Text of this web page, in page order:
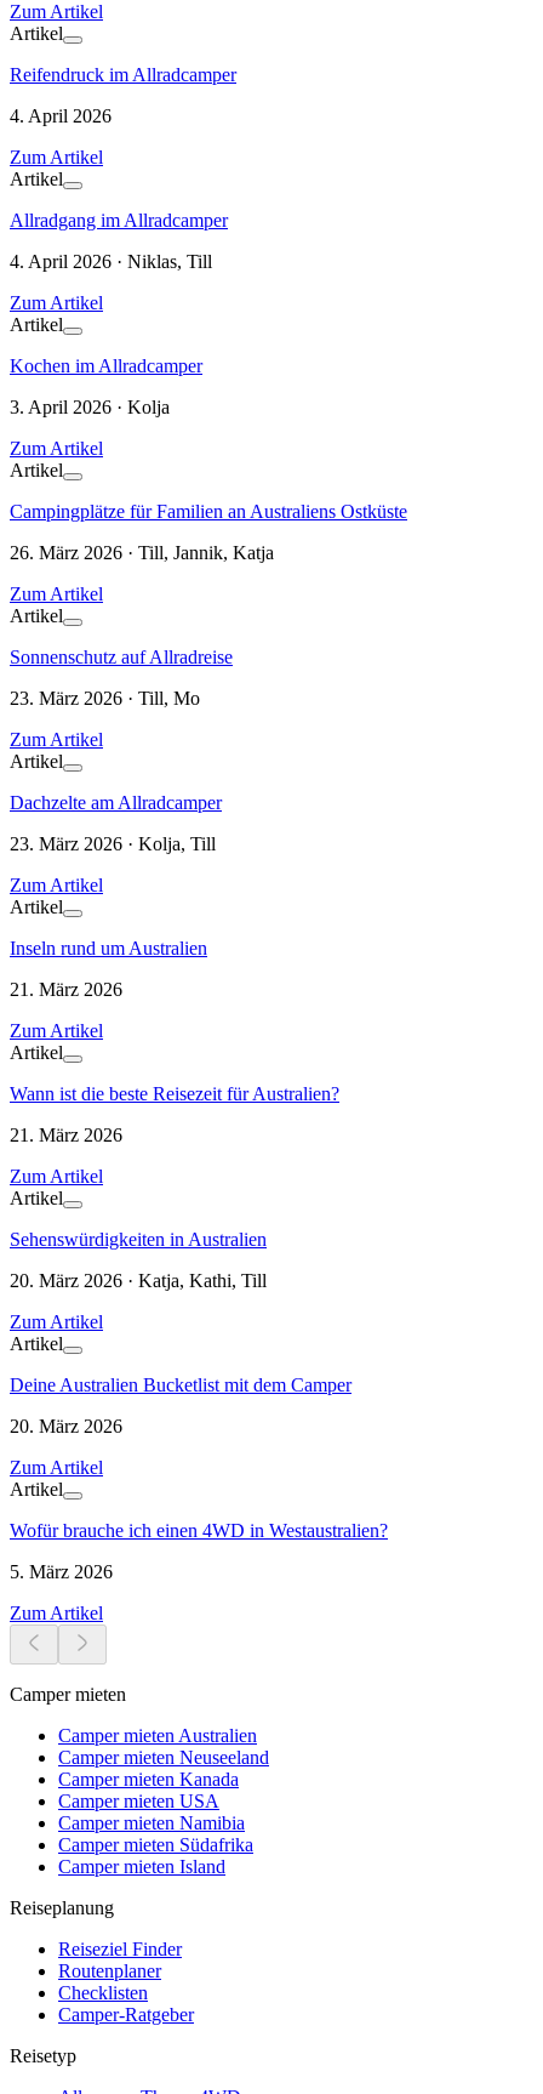
Zum Artikel
Artikel
Reifendruck im Allradcamper
4. April 2026
Zum Artikel
Artikel
Allradgang im Allradcamper
4. April 2026 · Niklas, Till
Zum Artikel
Artikel
Kochen im Allradcamper
3. April 2026 · Kolja
Zum Artikel
Artikel
Campingplätze für Familien an Australiens Ostküste
26. März 2026 · Till, Jannik, Katja
Zum Artikel
Artikel
Sonnenschutz auf Allradreise
23. März 2026 · Till, Mo
Zum Artikel
Artikel
Dachzelte am Allradcamper
23. März 2026 · Kolja, Till
Zum Artikel
Artikel
Inseln rund um Australien
21. März 2026
Zum Artikel
Artikel
Wann ist die beste Reisezeit für Australien?
21. März 2026
Zum Artikel
Artikel
Sehenswürdigkeiten in Australien
20. März 2026 · Katja, Kathi, Till
Zum Artikel
Artikel
Deine Australien Bucketlist mit dem Camper
20. März 2026
Zum Artikel
Artikel
Wofür brauche ich einen 4WD in Westaustralien?
5. März 2026
Zum Artikel
Camper mieten
Camper mieten Australien
Camper mieten Neuseeland
Camper mieten Kanada
Camper mieten USA
Camper mieten Namibia
Camper mieten Südafrika
Camper mieten Island
Reiseplanung
Reiseziel Finder
Routenplaner
Checklisten
Camper-Ratgeber
Reisetyp